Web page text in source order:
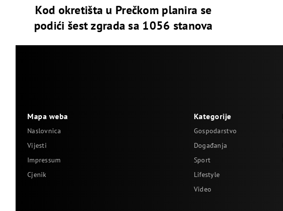
Kod okretišta u Prečkom planira se
podići šest zgrada sa 1056 stanova
Mapa weba
Naslovnica
Vijesti
Impressum
Cjenik
Kategorije
Gospodarstvo
Događanja
Sport
Lifestyle
Video